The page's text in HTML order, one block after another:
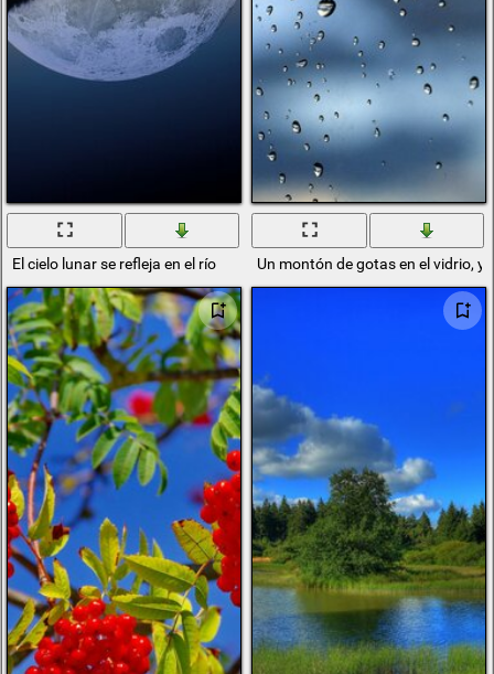
El cielo lunar se refleja en el río Un montón de gotas en el vidrio, y